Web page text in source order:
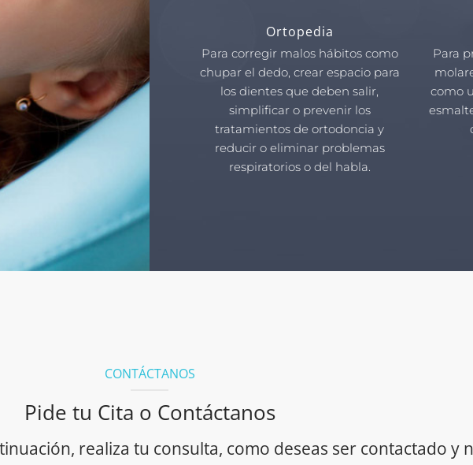
Ortopedia
Para corregir malos hábitos como
chupar el dedo, crear espacio para
los dientes que deben salir,
simplificar o prevenir los
tratamientos de ortodoncia y
reducir o eliminar problemas
respiratorios o del habla.
Para
como
CONTÁCTANOS
Pide tu Cita o Contáctanos
realiza tu consulta, como deseas ser contactado y